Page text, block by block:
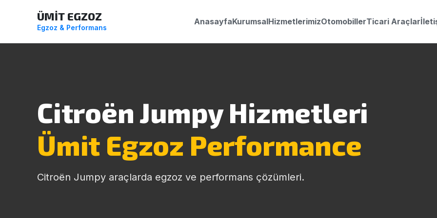
ÜMİT EGZOZ
Egzoz & Performans
AnasayfaKurumsalHizmetlerimizOtomobillerTicari Araçlar
Citroën Jumpy Hizmetleri
Ümit Egzoz Performance
Citroën Jumpy araçlarda egzoz ve performans çözümleri.